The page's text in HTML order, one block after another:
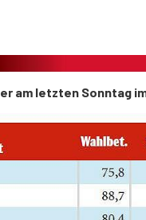
am letzten Sonntag